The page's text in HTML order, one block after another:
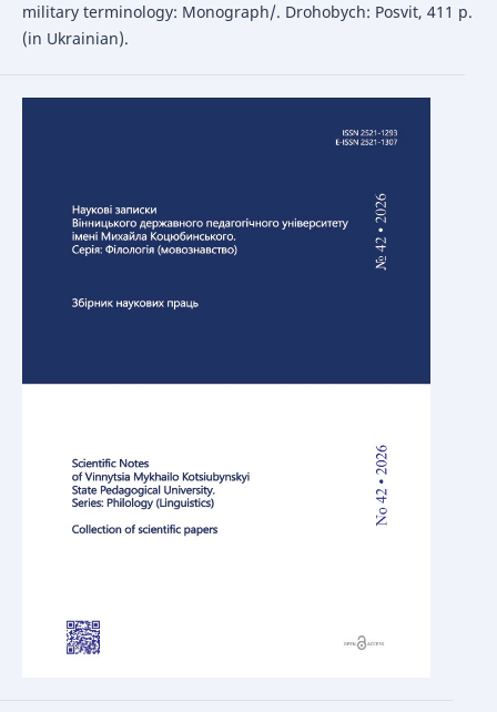
military terminology: Monograph/. Drohobych: Posvit, 411 p.
(in Ukrainian).